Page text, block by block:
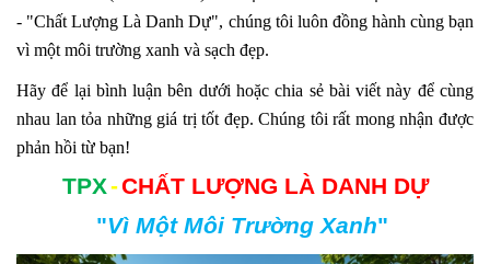
- "Chất Lượng Là Danh Dự", chúng tôi luôn đồng hành cùng bạn
vì một môi trường xanh và sạch đẹp.
Hãy để lại bình luận bên dưới hoặc chia sẻ bài viết này để cùng
nhau lan tỏa những giá trị tốt đẹp. Chúng tôi rất mong nhận được
phản hồi từ bạn!
TPX-CHẤT LƯỢNG LÀ DANH DỰ
"Vì Một Môi Trường Xanh"